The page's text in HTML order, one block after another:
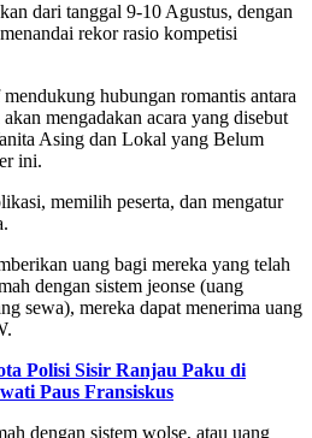
dari tanggal 9-10 Agustus, dengan
rekor rasio kompetisi
hubungan romantis antara
mengadakan acara yang disebut
Asing dan Lokal yang Belum
ini.
memilih peserta, dan mengatur
uang bagi mereka yang telah
dengan sistem jeonse (uang
sewa), mereka dapat menerima uang
Polisi Sisir Ranjau Paku di
Paus Fransiskus
dengan sistem wolse, atau uang